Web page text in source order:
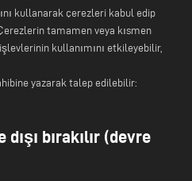
kullanarak çerezleri kabul edip
tamamen veya kısmen
kullanımını etkileyebilir,
yazarak talep edilebilir:
bırakılır (devre